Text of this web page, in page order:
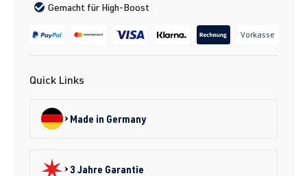
Gemacht für High-Boost
Vorkasse
Quick Links
Made in Germany
3 Jahre Garantie